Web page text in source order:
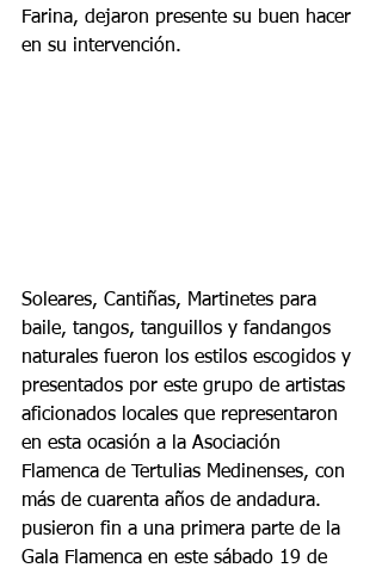
Farina, dejaron presente su buen hacer
en su intervención.
Soleares, Cantiñas, Martinetes para
baile, tangos, tanguillos y fandangos
naturales fueron los estilos escogidos y
presentados por este grupo de artistas
aficionados locales que representaron
en esta ocasión a la Asociación
Flamenca de Tertulias Medinenses, con
más de cuarenta años de andadura.
pusieron fin a una primera parte de la
Gala Flamenca en este sábado 19 de